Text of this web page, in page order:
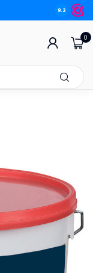
9.2
0